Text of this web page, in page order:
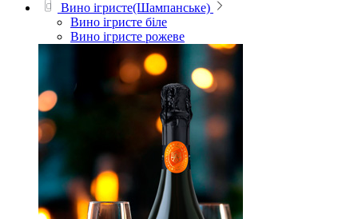
Вино ігристе(Шампанське)
Вино ігристе біле
Вино ігристе рожеве